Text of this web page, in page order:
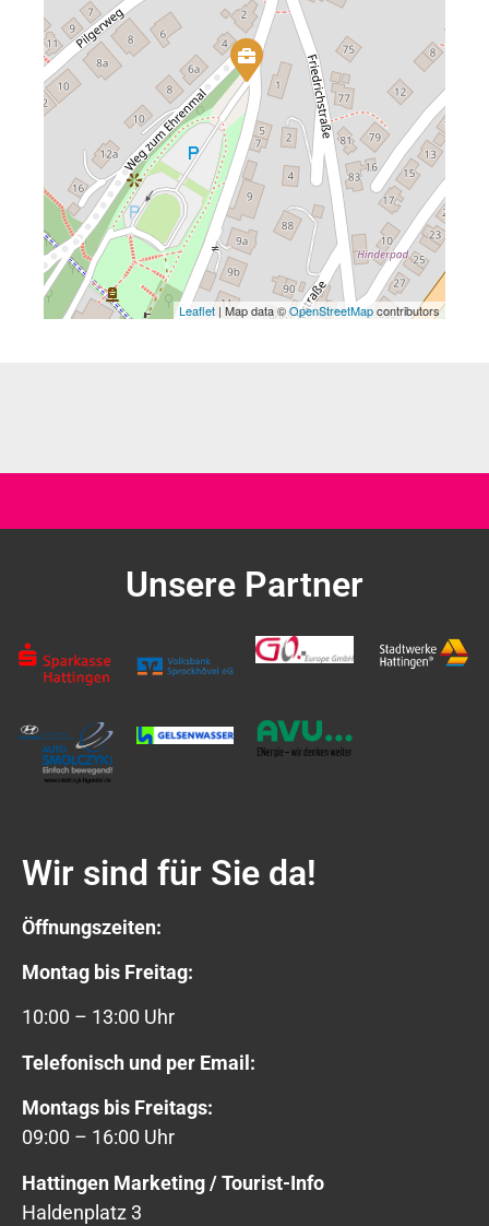
Leaflet | Map data ©OpenStreetMapcontributors
Unsere Partner
Wir sind für Sie da!
Öffnungszeiten:
Montag bis Freitag:
10:00 – 13:00 Uhr
Telefonisch und per Email:
Montags bis Freitags:
09:00 – 16:00 Uhr
Hattingen Marketing / Tourist-Info
Haldenplatz 3